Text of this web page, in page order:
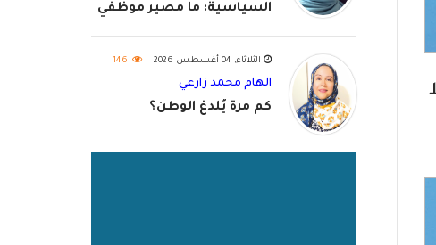
السياسية: ما مصير موظفي
الثلاثاء, 04 أغسطس 2026 146
الهام محمد زارعي
كم مرة يُلدغ الوطن؟